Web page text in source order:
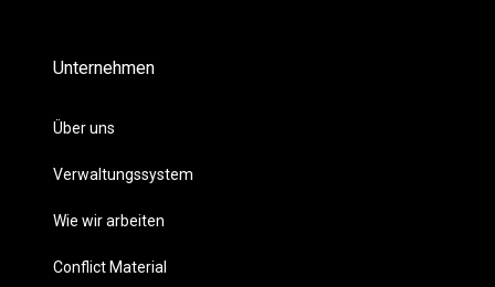
Unternehmen
Über uns
Verwaltungssystem
Wie wir arbeiten
Conflict Material